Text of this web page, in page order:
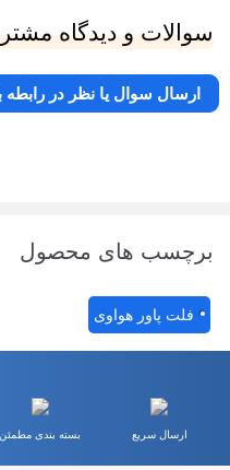
سوالات و دیدگاه
ارسال سوال یا نظر در
برچسب های محصول
فلت پاور هواوی
ارسال سریع بسته بندی مطمئن